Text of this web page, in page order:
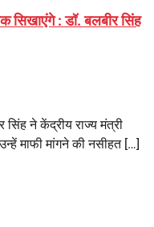
सिखाएंगे : डॉ. बलबीर सिंह
सिंह ने केंद्रीय राज्य मंत्री
माफी मांगने की नसीहत […]